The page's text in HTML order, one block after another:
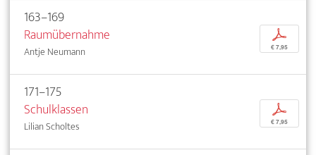
163–169
Raumübernahme
Antje Neumann
p
€ 7,95
171–175
Schulklassen
Lilian Scholtes
p
€ 7,95